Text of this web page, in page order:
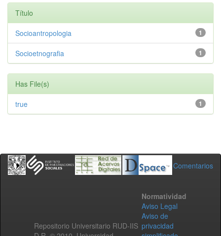
Título
1
Socioantropologia
1
Socioetnografia
Has File(s)
1
true
Comentarios
Repositorio Universitario RUD-IIS
Normatividad
Aviso Legal
Aviso de
privacidad